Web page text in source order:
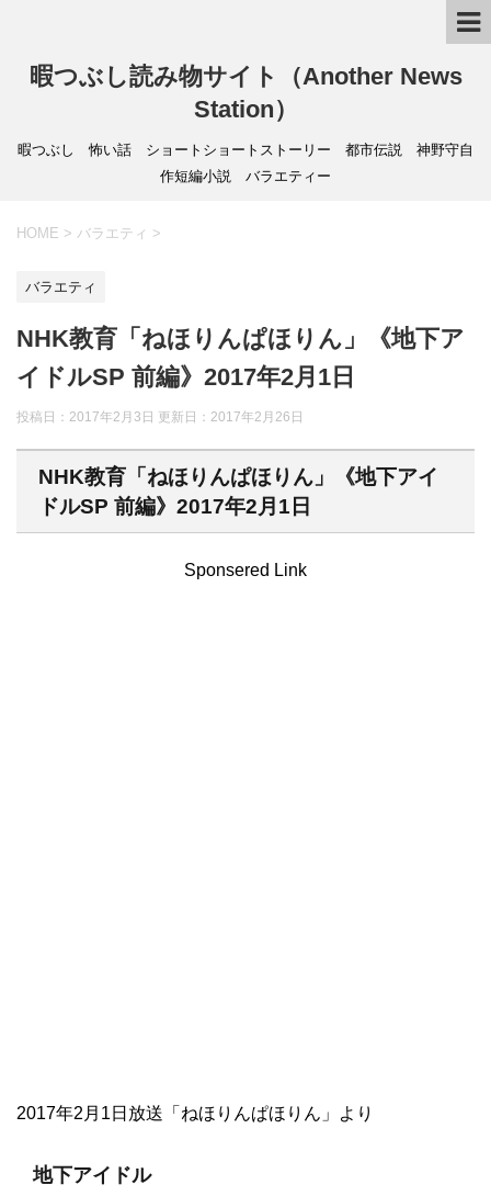
暇つぶし読み物サイト（Another News
Station）
暇つぶし 怖い話 ショートショートストーリー 都市伝説 神野守自
作短編小説 バラエティー
HOME > バラエティ >
バラエティ
NHK教育「ねほりんぱほりん」《地下ア
イドルSP 前編》2017年2月1日
投稿日：2017年2月3日 更新日： 2017年2月26日
NHK教育「ねほりんぱほりん」《地下アイ
ドルSP 前編》2017年2月1日
Sponsered Link
2017年2月1日放送「ねほりんぱほりん」より
地下アイドル